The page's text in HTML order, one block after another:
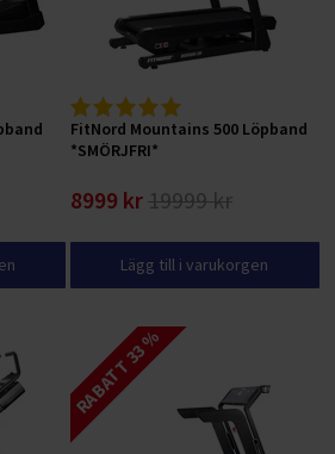
FitNord Mountains 500 Löpband
*SMÖRJFRI*
8999 kr19999 kr
Lägg till i varukorgen
RABATT 33 %